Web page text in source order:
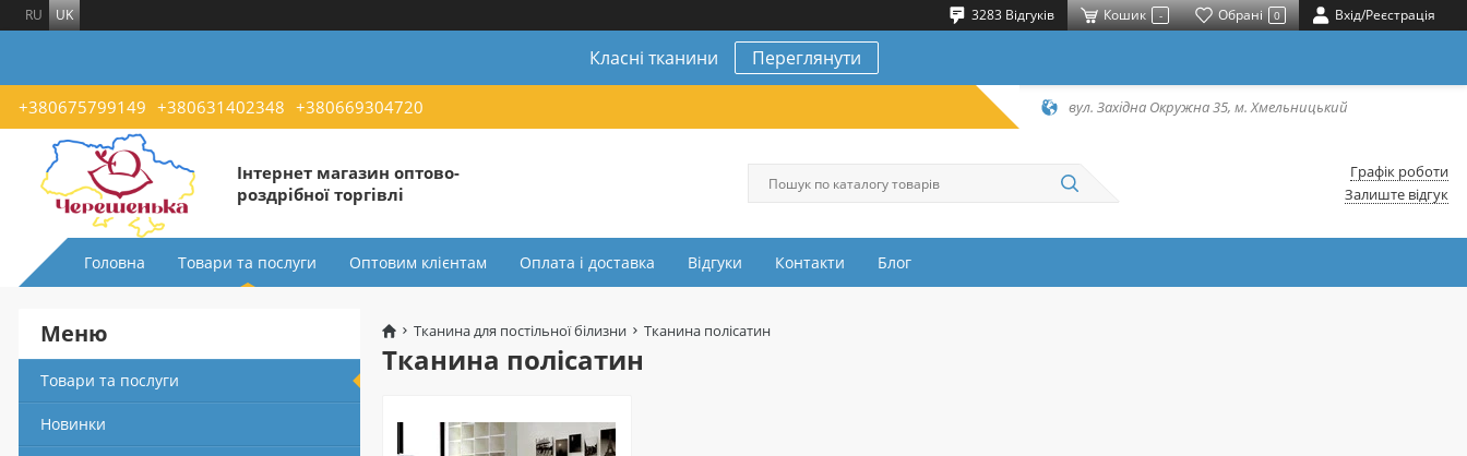
RU UK 3283 Відгуків Кошик - Обрані 0 Вхід/Реєстрація
Класні тканини Переглянути
+380675799149 +380631402348 +380669304720 вул. Західна Окружна 35, м. Хмельницький
Інтернет магазин оптово-
роздрібної торгівлі
Графік роботи
Залиште відгук
Головна Товари та послуги Оптовим клієнтам Оплата і доставка Відгуки Контакти Блог
Тканина для постільної білизни Тканина полісатин
Тканина полісатин
Меню
Товари та послуги
Новинки